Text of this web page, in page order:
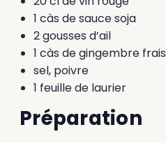
1 càs de sauce soja
2 gousses d’ail
1 càs de gingembre frais
sel, poivre
1 feuille de laurier
Préparation